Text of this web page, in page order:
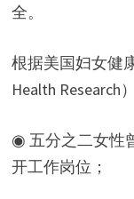
全。
根据美国妇女健
Health Research
◉ 五分之二女性
开工作岗位；